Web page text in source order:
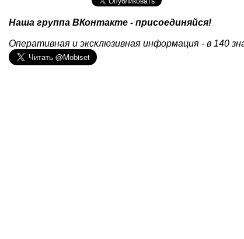
Наша группа ВКонтакте - присоединяйся!
Оперативная и эксклюзивная информация - в 140